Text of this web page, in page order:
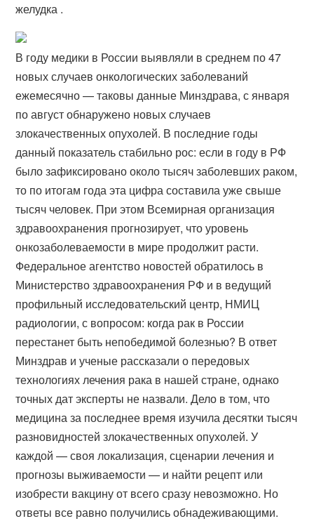
желудка .
В году медики в России выявляли в среднем по 47
новых случаев онкологических заболеваний
ежемесячно — таковы данные Минздрава, с января
по август обнаружено новых случаев
злокачественных опухолей. В последние годы
данный показатель стабильно рос: если в году в РФ
было зафиксировано около тысяч заболевших раком,
то по итогам года эта цифра составила уже свыше
тысяч человек. При этом Всемирная организация
здравоохранения прогнозирует, что уровень
онкозаболеваемости в мире продолжит расти.
Федеральное агентство новостей обратилось в
Министерство здравоохранения РФ и в ведущий
профильный исследовательский центр, НМИЦ
радиологии, с вопросом: когда рак в России
перестанет быть непобедимой болезнью? В ответ
Минздрав и ученые рассказали о передовых
технологиях лечения рака в нашей стране, однако
точных дат эксперты не назвали. Дело в том, что
медицина за последнее время изучила десятки тысяч
разновидностей злокачественных опухолей. У
каждой — своя локализация, сценарии лечения и
прогнозы выживаемости — и найти рецепт или
изобрести вакцину от всего сразу невозможно. Но
ответы все равно получились обнадеживающими.